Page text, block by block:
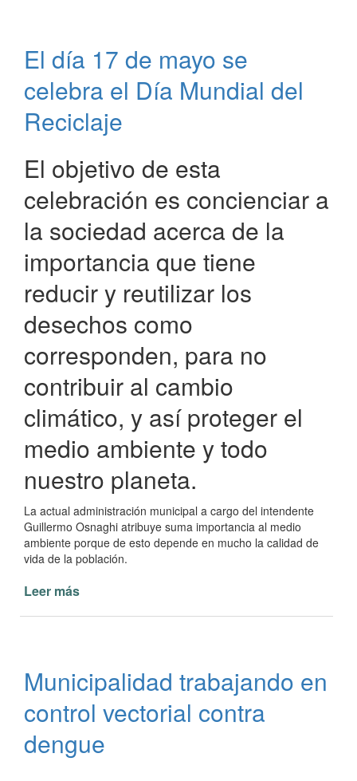
la
Patria
compra
nuevo
tractor
El día 17 de mayo se
celebra el Día Mundial del
Reciclaje
El objetivo de esta
celebración es concienciar a
la sociedad acerca de la
importancia que tiene
reducir y reutilizar los
desechos como
corresponden, para no
contribuir al cambio
climático, y así proteger el
medio ambiente y todo
nuestro planeta.
La actual administración municipal a cargo del intendente
Guillermo Osnaghi atribuye suma importancia al medio
ambiente porque de esto depende en mucho la calidad de
vida de la población.
Leer más
mayo
se
celebra
Día
Municipalidad trabajando en
control vectorial contra
dengue